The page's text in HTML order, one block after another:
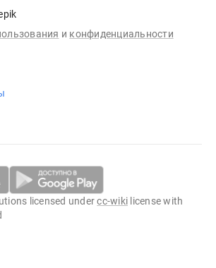
и конфиденциальности
licensed undercc-wiki license with